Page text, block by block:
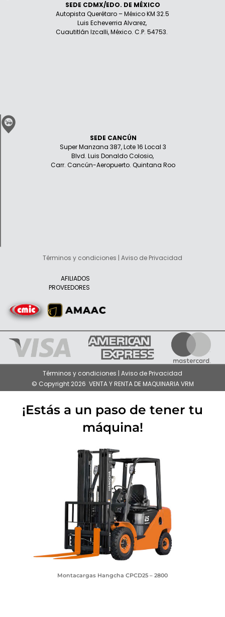
SEDE CDMX/EDO. DE MÉXICO
Autopista Querétaro – México KM 32.5
Luis Echeverria Alvarez,
Cuautitlán Izcalli, México. C.P. 54753.
SEDE CANCÚN
Super Manzana 387, Lote 16 Local 3
Blvd. Luis Donaldo Colosio,
Carr. Cancún-Aeropuerto. Quintana Roo
Términos y condiciones | Aviso de Privacidad
AFILIADOS
PROVEEDORES
Términos y condiciones | Aviso de Privacidad
© Copyright 2026 VENTA Y RENTA DE MAQUINARIA VRM
¡Estás a un paso de tener tu
máquina!
Montacargas Hangcha CPCD25 – 2800